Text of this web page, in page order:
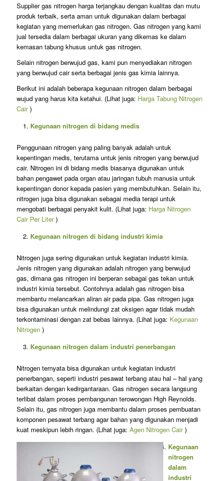
Supplier gas nitrogen harga terjangkau dengan kualitas dan mutu
produk terbaik, serta aman untuk digunakan dalam berbagai
kegiatan yang memerlukan gas nitrogen. Gas nitrogen yang kami
jual tersedia dalam berbagai ukuran yang dikemas ke dalam
kemasan tabung khusus untuk gas nitrogen.
Selain nitrogen berwujud gas, kami pun menyediakan nitrogen
yang berwujud cair serta berbagai jenis gas kimia lainnya.
Berikut ini adalah beberapa kegunaan nitrogen dalam berbagai
wujud yang harus kita ketahui. (Lihat juga: Harga Tabung Nitrogen
Cair)
Kegunaan nitrogen di bidang medis
Penggunaan nitrogen yang paling banyak adalah untuk
kepentingan medis, terutama untuk jenis nitrogen yang berwujud
cair. Nitrogen ini di bidang medis biasanya digunakan untuk
bahan pengawet pada organ atau jaringan tubuh manusia untuk
kepentingan donor kepada pasien yang membutuhkan. Selain itu,
nitrogen juga bisa digunakan sebagai media terapi untuk
mengobati berbagai penyakit kulit. (Lihat juga: Harga Nitrogen
Cair Per Liter)
Kegunaan nitrogen di bidang industri kimia
Nitrogen juga sering digunakan untuk kegiatan industri kimia.
Jenis nitrogen yang digunakan adalah nitrogen yang berwujud
gas, dimana gas nitrogen ini berperan sebagai gas tekan untuk
industri kimia tersebut. Contohnya adalah gas nitrogen bisa
membantu melancarkan aliran air pada pipa. Gas nitrogen juga
bisa digunakan untuk melindungi zat oksigen agar tidak mudah
terkontaminasi dengan zat bebas lainnya. (Lihat juga: Kegunaan
Nitrogen)
Kegunaan nitrogen dalam industri penerbangan
Nitrogen ternyata bisa digunakan untuk kegiatan industri
penerbangan, seperti industri pesawat terbang atau hal – hal yang
berkaitan dengan kedirgantaraan. Gas nitrogen secara langsung
terlibat dalam proses pembangunan terowongan High Reynolds.
Selain itu, gas nitrogen juga membantu dalam proses pembuatan
komponen pesawat terbang agar bahan yang digunakan menjadi
kuat meskipun lebih ringan. (Lihat juga: Agen Nitrogen Cair)
Kegunaan
nitrogen
dalam
industri